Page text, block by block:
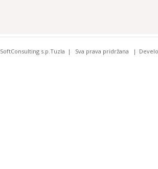
SoftConsulting s.p.Tuzla Sva prava pridržana